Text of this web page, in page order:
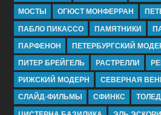
МОСТЫ
ОГЮСТ МОНФЕРРАН
ПАБЛО ПИКАССО
ПАМЯТНИКИ
ПАРФЕНОН
ПЕТЕРБУРГСКИЙ
ПИТЕР БРЕЙГЕЛЬ
РАСТРЕЛЛИ
РИЖСКИЙ МОДЕРН
СЕВЕРНАЯ
СЛАЙД-ФИЛЬМЫ
СФИНКС